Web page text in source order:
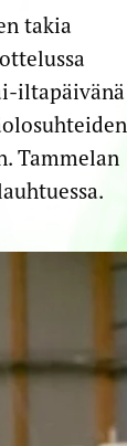
takia
iltapäivänä
Tammelan